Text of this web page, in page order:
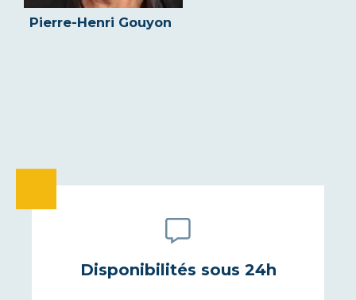
Pierre-Henri Gouyon
Disponibilités sous 24h